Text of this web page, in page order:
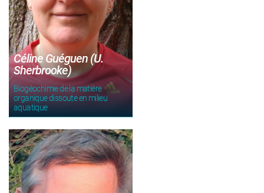
Céline Guéguen (U.
Sherbrooke)
Biogéochimie de la matière
organique dissoute en milieu
aquatique